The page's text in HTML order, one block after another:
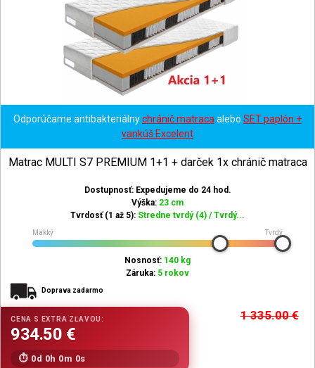
Odporúčame antibakteriálnychránič matraca alebo SET paplón +
vankúš Excelent
Matrac MULTI S7 PREMIUM 1+1 + darček 1x chránič matraca
Dostupnosť: Expedujeme do 24 hod.
Výška: 23 cm
Tvrdosť (1 až 5): Stredne tvrdý (4) / Tvrdý...
Mäkký Tvrdý
Nosnosť: 140 kg
Záruka: 5 rokov
Doprava zadarmo
1 335.00€
0d 0h 0m 0s